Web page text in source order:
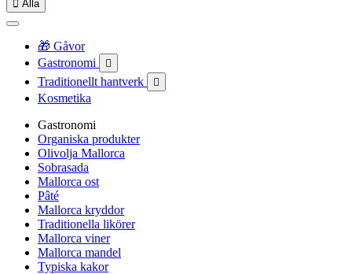
 Alla
🎁 Gåvor
Gastronomi

Traditionellt hantverk 
Kosmetika
Gastronomi
Organiska produkter
Olivolja Mallorca
Sobrasada
Mallorca ost
Pâté
Mallorca kryddor
Traditionella likörer
Mallorca viner
Mallorca mandel
Typiska kakor